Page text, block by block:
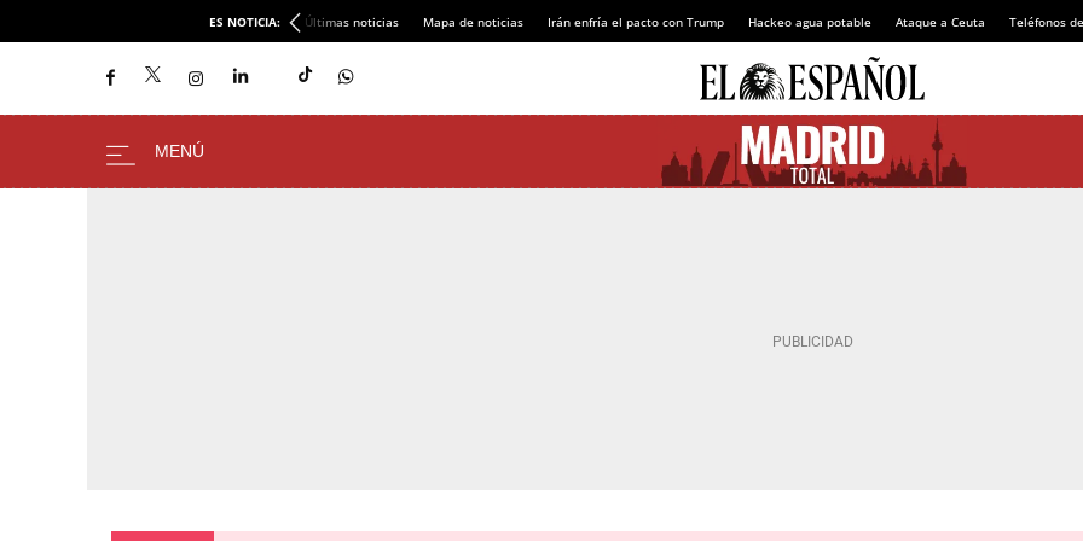
ES NOTICIA: Últimas noticias Mapa de noticias Irán enfría el pacto con Trump Hackeo agua potable Ataque a Ceuta Teléfonos